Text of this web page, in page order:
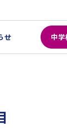
せ 中学